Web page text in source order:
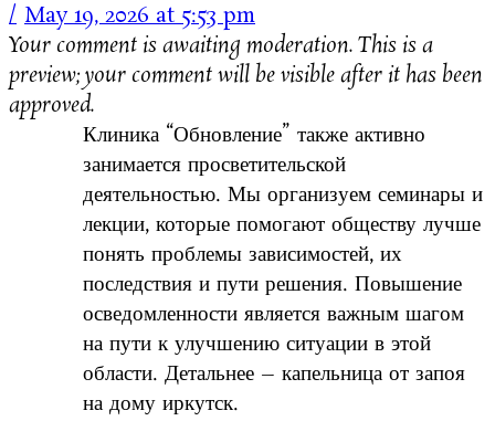
May 19, 2026 at 5:53 pm
Your comment is awaiting moderation. This is a
preview; your comment will be visible after it has been
approved.
Клиника “Обновление” также активно
занимается просветительской
деятельностью. Мы организуем семинары и
лекции, которые помогают обществу лучше
понять проблемы зависимостей, их
последствия и пути решения. Повышение
осведомленности является важным шагом
на пути к улучшению ситуации в этой
области. Детальнее – капельница от запоя
на дому иркутск.